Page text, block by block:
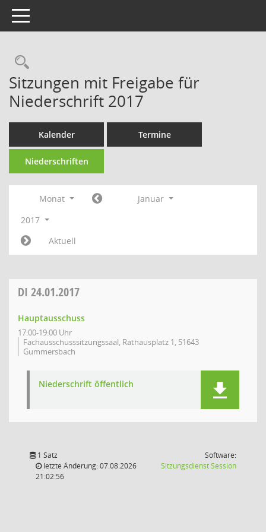
Toggle navigation
Rechercheauswahl
Sitzungen mit Freigabe für
Niederschrift 2017
Kalender Termine
Niederschriften
Monat
Januar
2017
Aktuell
DI 24.01.2017
Hauptausschuss
17:00-19:00 Uhr
Fachausschusssitzungssaal, Rathausplatz 1, 51643
Gummersbach
Niederschrift öffentlich
1 Satz
letzte Änderung: 07.08.2026
21:02:56
Software:
SitzungsdienstSession(Wird in